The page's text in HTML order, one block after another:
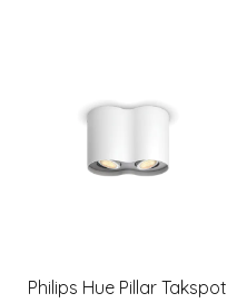
Philips Hue Pillar Takspot